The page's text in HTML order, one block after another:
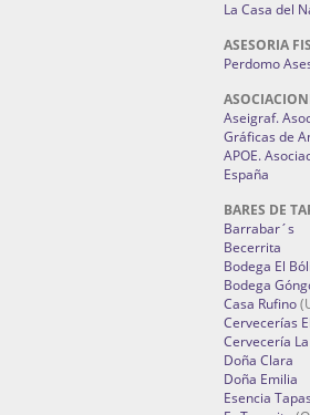
La Casa del
ASESORIA
Perdomo
Aseigraf.
Gráficas de
APOE.
España
BARES DE
Barrabar´s
Becerrita
Bodega El
Bodega
Casa Rufino
Cervecerías
Cervecería
Doña Clara
Doña Emilia
Esencia Tapas